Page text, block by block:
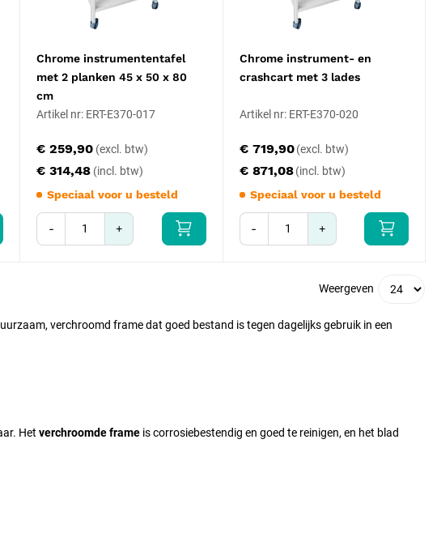
Chrome instrumententafel
met 2 planken 45 x 50 x 80
cm
Artikel nr: ERT-E370-017
€ 314,48
€ 259,90
Speciaal voor u besteld
- +
Chrome instrument- en
crashcart met 3 lades
Artikel nr: ERT-E370-020
€ 871,08
€ 719,90
Speciaal voor u besteld
- +
Weergeven
verchroomd frame dat goed bestand is tegen dagelijks gebruik in een
Het verchroomde frameis corrosiebestendig en goed te reinigen, en het blad